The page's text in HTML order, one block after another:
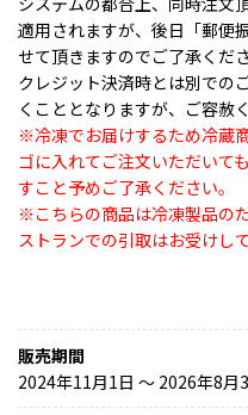
適用されますが、後日「郵便
せて頂きますのでご了承くだ
クレジット決済時とは別での
くこととなりますが、ご容赦
※冷凍でお届けするため冷蔵
ゴに入れてご注文いただいて
すこと予めご了承ください。
※こちらの商品は冷凍製品の
ストランでの引取はお受けし
販売期間
2024年11月1日 〜 2026年8月